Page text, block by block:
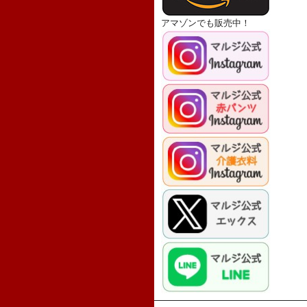
アマゾンでも販売中！